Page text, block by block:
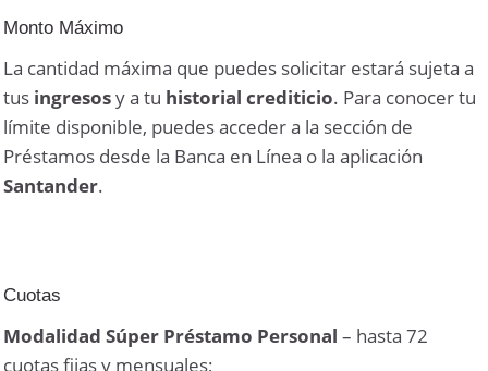
Monto Máximo
La cantidad máxima que puedes solicitar estará sujeta a
tus ingresosy a tu historial crediticio. Para conocer tu
límite disponible, puedes acceder a la sección de
Préstamos desde la Banca en Línea o la aplicación
Santander.
Cuotas
Modalidad Súper Préstamo Personal – hasta 72
cuotas fijas y mensuales;